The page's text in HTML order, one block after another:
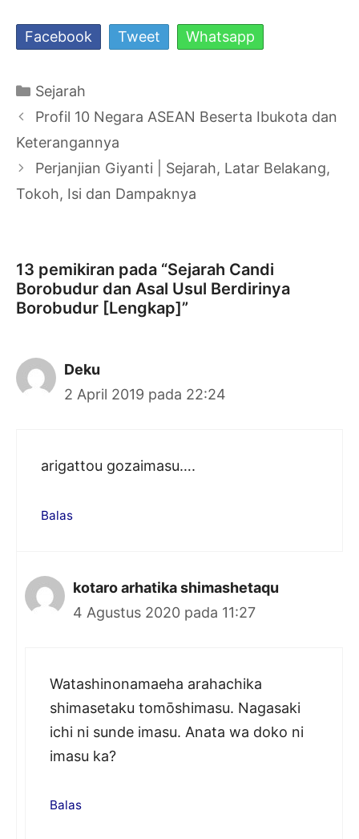
Facebook Tweet Whatsapp
Kategori
Sejarah
Navigasi
Tulisan
Profil 10 Negara ASEAN Beserta Ibukota dan
Keterangannya
Perjanjian Giyanti | Sejarah, Latar Belakang,
Tokoh, Isi dan Dampaknya
13 pemikiran pada “Sejarah Candi
Borobudur dan Asal Usul Berdirinya
Borobudur [Lengkap]”
Deku
2 April 2019 pada 22:24
arigattou gozaimasu….
Balas
kotaro arhatika shimashetaqu
4 Agustus 2020 pada 11:27
Watashinonamaeha arahachika
shimasetaku tomōshimasu. Nagasaki
ichi ni sunde imasu. Anata wa doko ni
imasu ka?
Balas